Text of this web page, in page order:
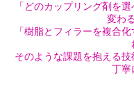
「どのカップリング剤を
変わ
「樹脂とフィラーを複合
そのような課題を抱える
丁寧